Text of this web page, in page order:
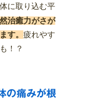
に取り込む平
治癒力がさが
す。 疲れやす
！？
の痛みが根